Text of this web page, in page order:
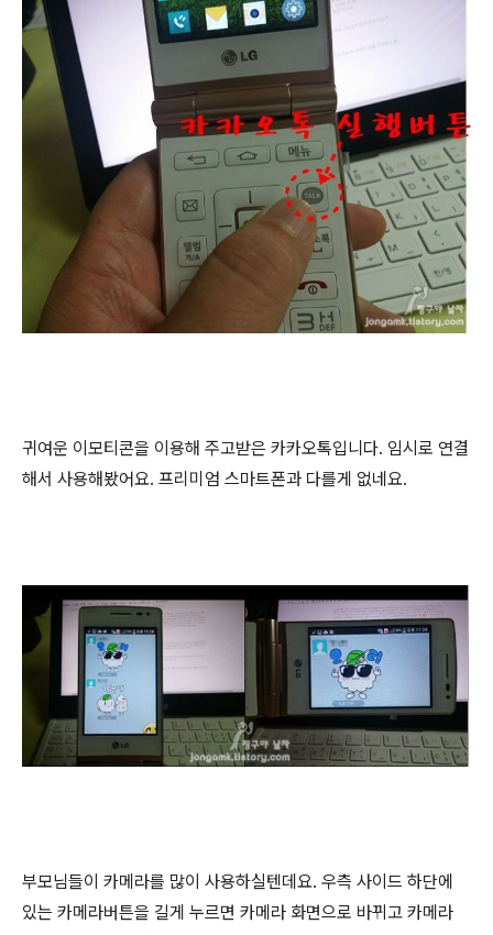
귀여운 이모티콘을 이용해 주고받은 카카오톡입니다. 임시로 연결
해서 사용해봤어요. 프리미엄 스마트폰과 다를게 없네요.
부모님들이 카메라를 많이 사용하실텐데요. 우측 사이드 하단에
있는 카메라버튼을 길게 누르면 카메라 화면으로 바뀌고 카메라